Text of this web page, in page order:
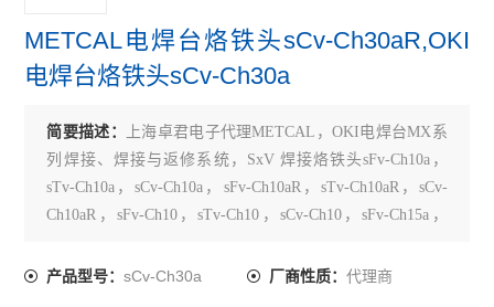
METCAL电焊台烙铁头sCv-Ch30aR,OKI
电焊台烙铁头sCv-Ch30a
简要描述：
上海卓君电子代理METCAL，OKI电焊台MX系
列焊接、焊接与返修系统，SxV 焊接烙铁头sFv-Ch10a，
sTv-Ch10a，sCv-Ch10a，sFv-Ch10aR，sTv-Ch10aR，sCv-
Ch10aR，sFv-Ch10，sTv-Ch10，sCv-Ch10，sFv-Ch15a，
Ch15aR，sF
产品型号：sCv-Ch30a 厂商性质： 代理商